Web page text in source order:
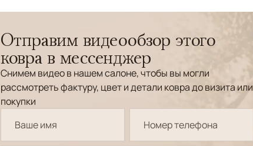
Отправим видеообзор этого
ковра в мессенджер
Снимем видео в нашем салоне, чтобы вы могли
рассмотреть фактуру, цвет и детали ковра до визита или
покупки